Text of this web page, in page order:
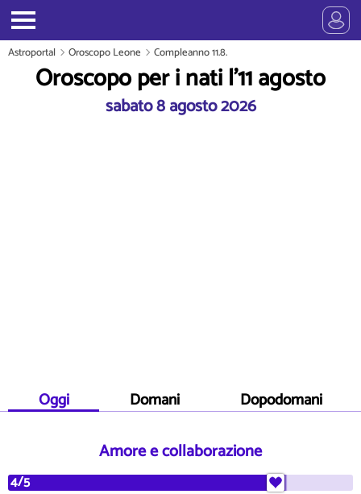
Astroportal Oroscopo Leone Compleanno 11.8.
Oroscopo per i nati l'11 agosto
sabato 8 agosto 2026
Oggi Domani Dopodomani
Amore e collaborazione
4/5